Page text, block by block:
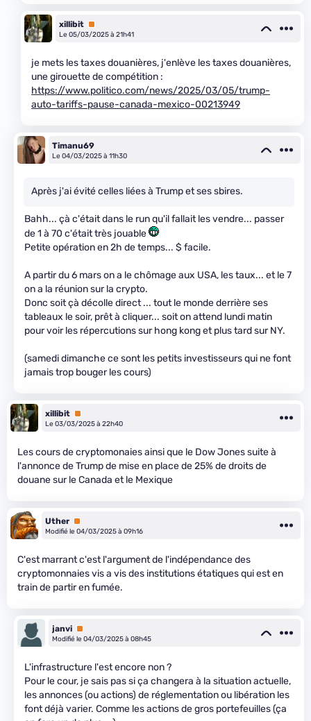
xillibit Premium
Le 05/03/2025 à 21h41
je mets les taxes douanières, j'enlève les taxes douanières,
une girouette de compétition :
https://www.politico.com/news/2025/03/05/trump-
auto-tariffs-pause-canada-mexico-00213949
Timanu69
Le 04/03/2025 à 11h30
Après j'ai évité celles liées à Trump et ses sbires.
Bahh... çà c'était dans le run qu'il fallait les vendre... passer
de 1 à 70 c'était très jouable
Petite opération en 2h de temps... $ facile.
A partir du 6 mars on a le chômage aux USA, les taux... et le 7
on a la réunion sur la crypto.
Donc soit çà décolle direct ... tout le monde derrière ses
tableaux le soir, prêt à cliquer... soit on attend lundi matin
pour voir les répercutions sur hong kong et plus tard sur NY.
(samedi dimanche ce sont les petits investisseurs qui ne font
jamais trop bouger les cours)
xillibit Premium
Le 03/03/2025 à 22h40
Les cours de cryptomonaies ainsi que le Dow Jones suite à
l'annonce de Trump de mise en place de 25% de droits de
douane sur le Canada et le Mexique
Uther Premium
Modifié le 04/03/2025 à 09h16
C'est marrant c'est l'argument de l'indépendance des
cryptomonnaies vis a vis des institutions étatiques qui est en
train de partir en fumée.
janvi Premium
Modifié le 04/03/2025 à 08h45
L'infrastructure l'est encore non ?
Pour le cour, je sais pas si ça changera à la situation actuelle,
les annonces (ou actions) de réglementation ou libération les
font déjà varier. Comme les actions de gros portefeuilles (ça